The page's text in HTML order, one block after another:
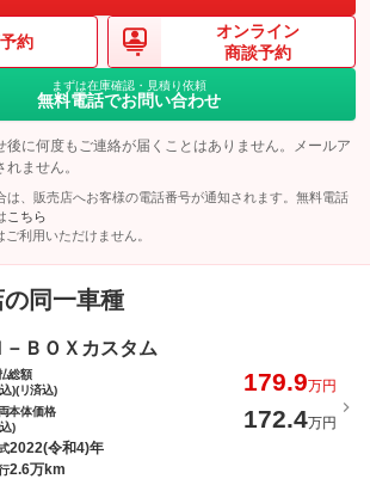
約
オンライン
商談予約
まずは在庫確認・見積り依頼
無料電話でお問い合わせ
後に何度もご連絡が届くことはありません。メールア
ません。
、販売店へお客様の電話番号が通知されます。無料電話
こちら
利用いただけません。
同一車種
－ＢＯＸカスタム
総額
)(リ済込)
179.9万円
本体価格
)
172.4万円
2022(令和4)年
2.6万km